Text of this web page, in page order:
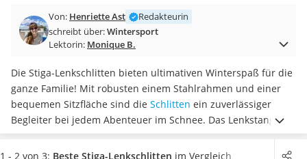
Futterboot
Air Bike
Trekkingschuhe Herren
Reisetasche mit Rollen
Klimmzugstation
Koffer
Nachtsichtgerät
Faltschloss
Von: Henriette Ast
Redakteurin
schreibt über:Wintersport
Lektorin: Monique B.
Die Stiga-Lenkschlitten bieten ultimativen Winterspaß für die
ganze Familie! Mit robusten einem Stahlrahmen und einer
bequemen Sitzfläche sind die Schlitten ein zuverlässiger
Begleiter bei jedem Abenteuer im Schnee. Das Lenkstangen-
Designermöglicht einfache und präzise Lenkbewegungen,
während die dicke Gummikufe für eine reibungslose Fahrt
1 - 2 von 3: Beste Stiga-Lenkschlitten im Vergleich